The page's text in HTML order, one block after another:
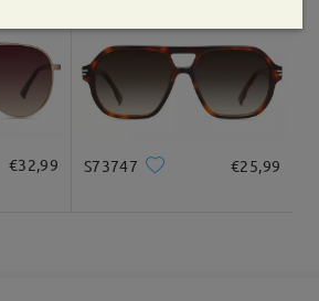
Leggi tutte le
recensioni
Scrivi una recensione
€32,99 S73747 €25,99